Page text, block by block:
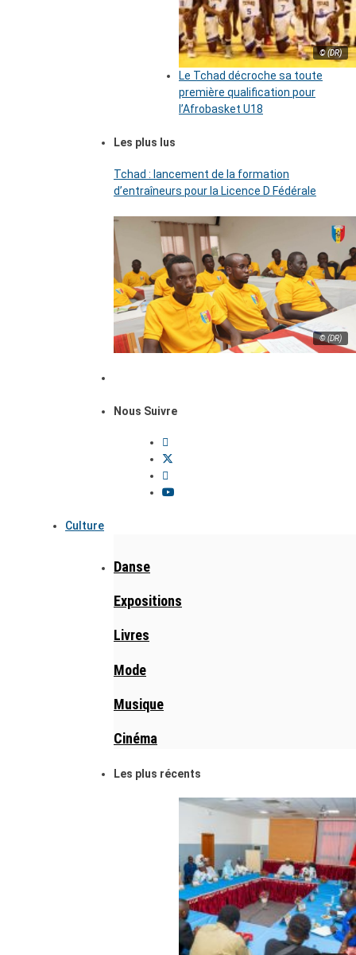
© (DR)
Le Tchad décroche sa toute
première qualification pour
l’Afrobasket U18
Les plus lus
Tchad : lancement de la formation
d’entraîneurs pour la Licence D Fédérale
© (DR)
Nous Suivre
Culture
Danse
Expositions
Livres
Mode
Musique
Cinéma
Les plus récents